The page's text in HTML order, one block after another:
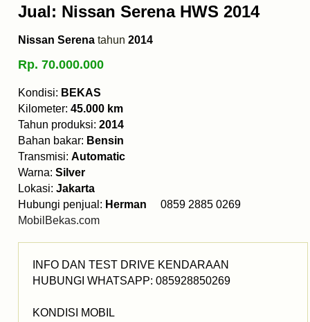
Jual: Nissan Serena HWS 2014
Nissan Serena tahun 2014
Rp. 70.000.000
Kondisi: BEKAS
Kilometer: 45.000 km
Tahun produksi: 2014
Bahan bakar: Bensin
Transmisi: Automatic
Warna: Silver
Lokasi: Jakarta
Hubungi penjual: Herman 0859 2885 0269
MobilBekas.com
INFO DAN TEST DRIVE KENDARAAN
HUBUNGI WHATSAPP: 085928850269
KONDISI MOBIL